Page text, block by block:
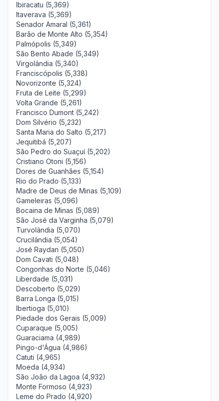
Ibiracatu (5,369)
Itaverava (5,369)
Senador Amaral (5,361)
Barão de Monte Alto (5,354)
Palmópolis (5,349)
São Bento Abade (5,349)
Virgolândia (5,340)
Franciscópolis (5,338)
Novorizonte (5,324)
Fruta de Leite (5,299)
Volta Grande (5,261)
Francisco Dumont (5,242)
Dom Silvério (5,232)
Santa Maria do Salto (5,217)
Jequitibá (5,207)
São Pedro do Suaçuí (5,202)
Cristiano Otoni (5,156)
Dores de Guanhães (5,154)
Rio do Prado (5,133)
Madre de Deus de Minas (5,109)
Gameleiras (5,096)
Bocaina de Minas (5,089)
São José da Varginha (5,079)
Turvolândia (5,070)
Crucilândia (5,054)
José Raydan (5,050)
Dom Cavati (5,048)
Congonhas do Norte (5,046)
Liberdade (5,031)
Descoberto (5,029)
Barra Longa (5,015)
Ibertioga (5,010)
Piedade dos Gerais (5,009)
Cuparaque (5,005)
Guaraciama (4,989)
Pingo-d'Água (4,986)
Catuti (4,965)
Moeda (4,934)
São João da Lagoa (4,932)
Monte Formoso (4,923)
Leme do Prado (4,920)